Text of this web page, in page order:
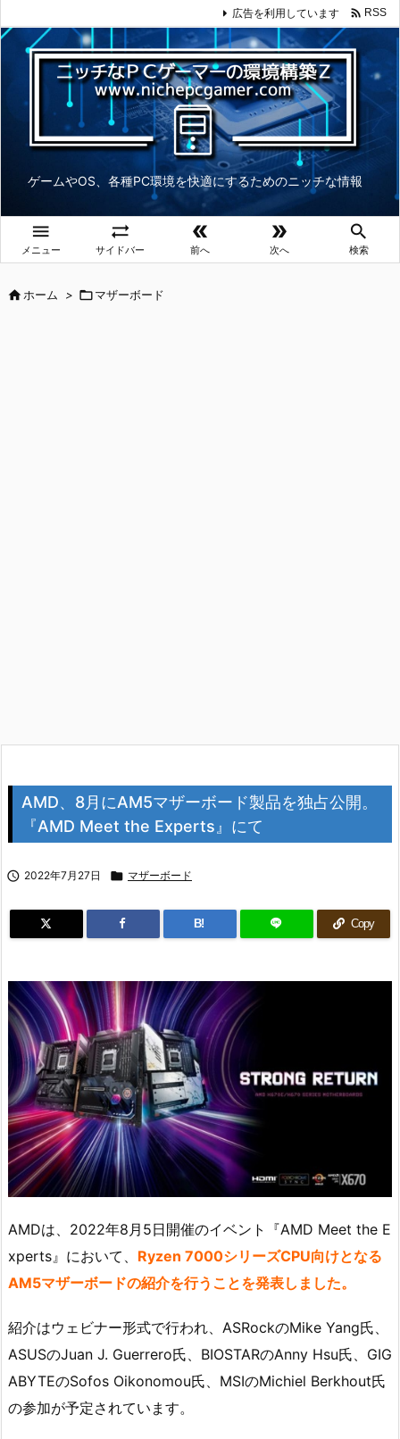
ゲームやOS、各種PC環境を快適にするためのニッチな情報

メニュー

サイドバー

前へ

次へ

検索
広告を利用しています  RSS
ホーム > マザーボード
AMD、8月にAM5マザーボード製品を独占公開。
『AMD Meet the Experts』にて
 2022年7月27日  マザーボード
B! Copy
AMDは、2022年8月5日開催のイベント『AMD Meet the E
xperts』において、 Ryzen 7000シリーズCPU向けとなる
AM5マザーボードの紹介を行うことを発表しました。
紹介はウェビナー形式で行われ、ASRockのMike Yang氏、
ASUSのJuan J. Guerrero氏、BIOSTARのAnny Hsu氏、GIG
ABYTEのSofos Oikonomou氏、MSIのMichiel Berkhout氏
の参加が予定されています。